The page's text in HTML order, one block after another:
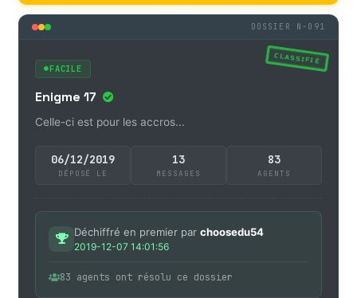
DOSSIER N-091
CLASSIFIÉ
FACILE
Enigme 17
Celle-ci est pour les accros...
06/12/2019
DÉPOSÉ LE
13
MESSAGES
83
AGENTS
Déchiffré en premier par choosedu54
2019-12-07 14:01:56
83 agents ont résolu ce dossier